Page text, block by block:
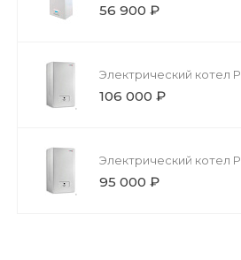
56 900 ₽
Электрический котел
106 000 ₽
Электрический котел
95 000 ₽